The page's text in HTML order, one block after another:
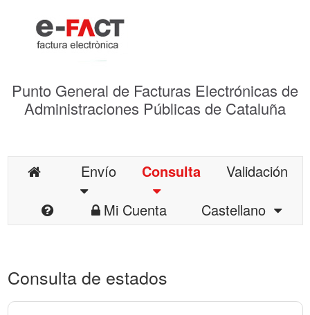
Punto General de Facturas Electrónicas de
Administraciones Públicas de Cataluña
Envío Consulta
Validación
Mi Cuenta
Castellano
Consulta de estados